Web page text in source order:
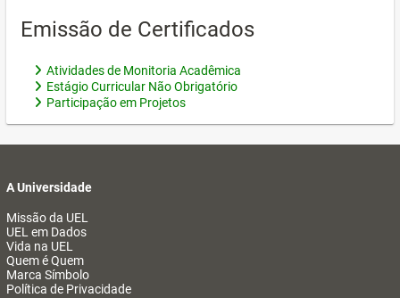
Emissão de Certificados
Atividades de Monitoria Acadêmica
Estágio Curricular Não Obrigatório
Participação em Projetos
A Universidade
Missão da UEL
UEL em Dados
Vida na UEL
Quem é Quem
Marca Símbolo
Política de Privacidade